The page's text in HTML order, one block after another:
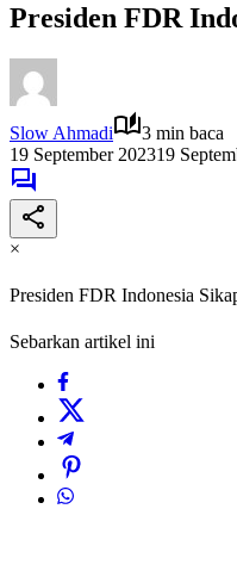
Presiden FDR
Slow Ahmadi
3 min baca
19 September 202319
×
Presiden FDR Indonesia
Sebarkan artikel ini